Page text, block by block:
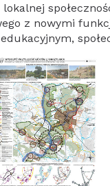
z nowymi